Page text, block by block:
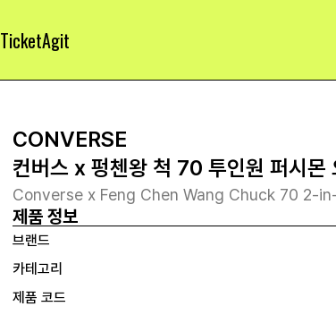
TicketAgit
CONVERSE
컨버스 x 펑첸왕 척 70 투인원 퍼시몬
Converse x Feng Chen Wang Chuck 70 2-
제품 정보
브랜드
카테고리
제품 코드